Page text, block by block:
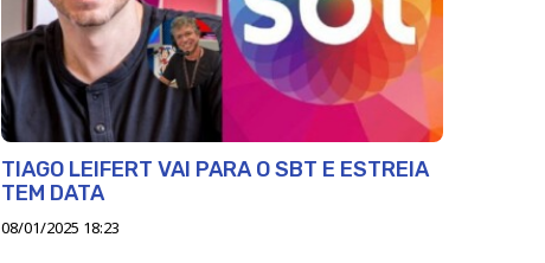
TIAGO LEIFERT VAI PARA O SBT E ESTREIA
TEM DATA
08/01/2025 18:23